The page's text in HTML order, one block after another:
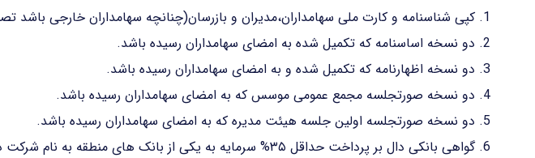
کپی شناسنامه و کارت ملی سهامداران،مدیران و بازرسان(چنانچه سهامداران خارجی باشد
دو نسخه اساسنامه که تکمیل شده به امضای سهامداران رسیده باشد.
دو نسخه اظهارنامه که تکمیل شده و به امضای سهامداران رسیده باشد.
دو نسخه صورتجلسه مجمع عمومی موسس که به امضای سهامداران رسیده باشد.
دو نسخه صورتجلسه اولین جلسه هیئت مدیره که به امضای سهامداران رسیده باشد.
گواهی بانکی دال بر پرداخت حداقل ۳۵% سرمایه به یکی از بانک های منطقه به نام شرکت در حال تاسیس